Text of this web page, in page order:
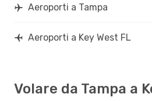
Aeroporti a Tampa
Aeroporti a Key West FL
Volare da Tampa a